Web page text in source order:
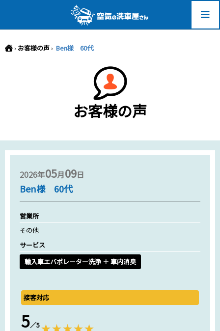
› お客様の声› Ben様 60代
お客様の声
2026年05月09日
Ben様 60代
営業所
その他
サービス
輸入車エバポレーター洗浄 ＋ 車内消臭
接客対応
5／5